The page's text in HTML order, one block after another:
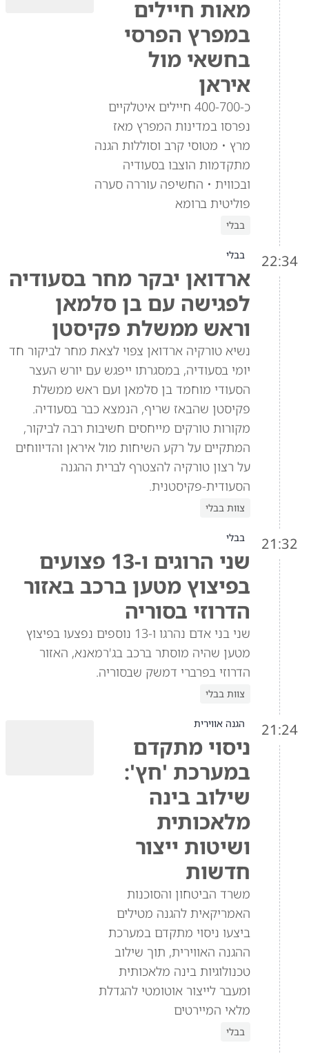
מאות חיילים
במפרץ הפרסי
בחשאי מול
איראן
כ-400-700 חיילים איטלקיים
נפרסו במדינות המפרץ מאז
מרץ • מטוסי קרב וסוללות הגנה
מתקדמות הוצבו בסעודיה
ובכווית • החשיפה עוררה סערה
פוליטית ברומא
בבלי
22:34 בבלי
ארדואן יבקר מחר בסעודיה
לפגישה עם בן סלמאן
וראש ממשלת פקיסטן
נשיא טורקיה ארדואן צפוי לצאת מחר לביקור חד
יומי בסעודיה, במסגרתו ייפגש עם יורש העצר
הסעודי מוחמד בן סלמאן ועם ראש ממשלת
פקיסטן שהבאז שריף, הנמצא כבר בסעודיה.
מקורות טורקים מייחסים חשיבות רבה לביקור,
המתקיים על רקע השיחות מול איראן והדיווחים
על רצון טורקיה להצטרף לברית ההגנה
הסעודית-פקיסטנית.
צוות בבלי
21:32 בבלי
שני הרוגים ו-13 פצועים
בפיצוץ מטען ברכב באזור
הדרוזי בסוריה
שני בני אדם נהרגו ו-13 נוספים נפצעו בפיצוץ
מטען שהיה מוסתר ברכב בג'רמאנא, האזור
הדרוזי בפרברי דמשק שבסוריה.
צוות בבלי
21:24 הגנה אווירית
ניסוי מתקדם
במערכת 'חץ':
שילוב בינה
מלאכותית
ושיטות ייצור
חדשות
משרד הביטחון והסוכנות
האמריקאית להגנה מטילים
ביצעו ניסוי מתקדם במערכת
ההגנה האווירית, תוך שילוב
טכנולוגיות בינה מלאכותית
ומעבר לייצור אוטומטי להגדלת
מלאי המיירטים
בבלי